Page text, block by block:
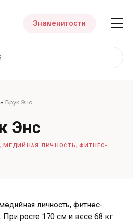
Знаменитости
Брук Энс
Энс
,МЕДИЙНАЯ ЛИЧНОСТЬ ,ФИТНЕС-
личность, фитнес-
росте 170 см и весе 68 кг